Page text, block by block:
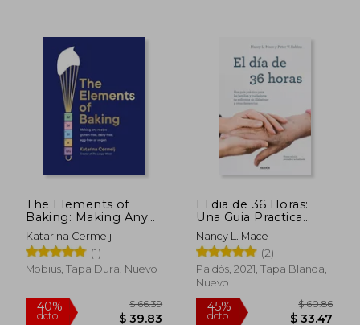
45% $ 74.84 45%
The Elements of
Baking: Making Any
Recipe Gluten-Free,
Dairy-Free, Egg-Free
or Vegan (en Inglés)
Katarina Cermelj
(1)
Mobius, Tapa Dura, Nuevo
El dia de 36 Horas:
Una Guia Practica
Para las Familias y
Cuidadoresde
Enfermos de
Alzheimer y Otras
Demencias: Nueva ed.
Nancy L. Mace
(2)
Paidós, 2021, Tapa Blanda,
Nuevo